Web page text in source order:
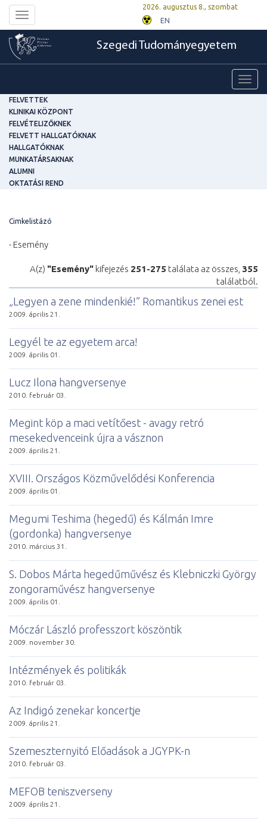
Toggle
navigation
2026. augusztus 8., szombat
EN
Szegedi Tudományegyetem
FELVETTEK
KLINIKAI KÖZPONT
FELVÉTELIZŐKNEK
FELVETT HALLGATÓKNAK
HALLGATÓKNAK
MUNKATÁRSAKNAK
ALUMNI
OKTATÁSI REND
Cimkelistázó
- Esemény
A(z) "Esemény" kifejezés 251-275 találata az összes, 355
találatból.
„Legyen a zene mindenkié!” Romantikus zenei est
2009. április 21.
Legyél te az egyetem arca!
2009. április 01.
Lucz Ilona hangversenye
2010. február 03.
Megint köp a maci vetítőest - avagy retró
mesekedvenceink újra a vásznon
2009. április 21.
XVIII. Országos Közművelődési Konferencia
2009. április 01.
Megumi Teshima (hegedű) és Kálmán Imre
(gordonka) hangversenye
2010. március 31.
S. Dobos Márta hegedűművész és Klebniczki György
zongoraművész hangversenye
2009. április 01.
Móczár László professzort köszöntik
2009. november 30.
Intézmények és politikák
2010. február 03.
Az Indigó zenekar koncertje
2009. április 21.
Szemeszternyitó Előadások a JGYPK-n
2010. február 03.
MEFOB teniszverseny
2009. április 21.